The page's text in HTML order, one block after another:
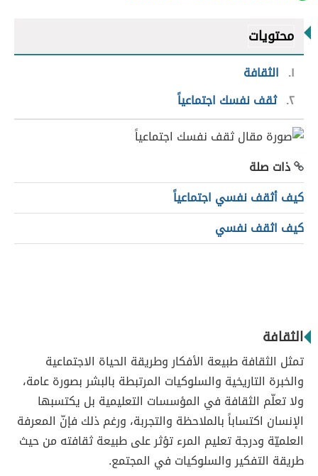
محتويات
١
الثقافة
٢ ثقف نفسك اجتماعياً
ذات صلة
كيف أثقف نفسي اجتماعياً
كيف اثقف نفسي
الثقافة
تمثل الثقافة طبيعة الأفكار وطريقة الحياة الاجتماعية
والخبرة التاريخية والسلوكيات المرتبطة بالبشر بصورة عامة،
ولا تعلّم الثقافة في المؤسسات التعليمية بل يكتسبها
الإنسان اكتساباً بالملاحظة والتجربة، ورغم ذلك فإنّ المعرفة
العلميّة ودرجة تعليم المرء تؤثر على طبيعة ثقافته من حيث
طريقة التفكير والسلوكيات في المجتمع.